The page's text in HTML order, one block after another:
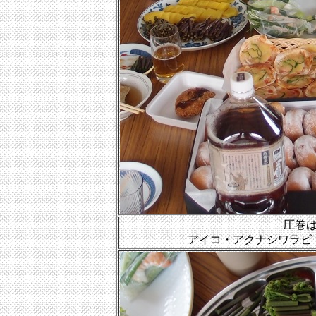
圧巻
アイコ・アクナシワラ